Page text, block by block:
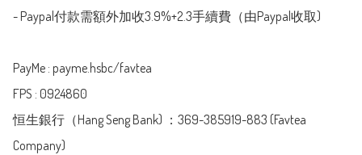
- Paypal付款需額外加收3.9%+2.3手續費（由Paypal收取)
PayMe : payme.hsbc/favtea
FPS : 0924860
恒生銀行（Hang Seng Bank) ：369-385919-883 (Favtea
Company)